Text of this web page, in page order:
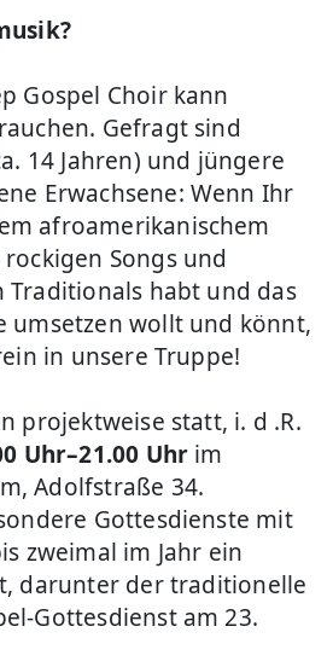
Gospel Choir kann
Gefragt sind
14 Jahren) und jüngere
Erwachsene: Wenn Ihr
afroamerikanischem
Songs und
Traditionals habt und das
umsetzen wollt und könnt,
in unsere Truppe!
projektweise statt, i. d .R.
Uhr–21.00 Uhr im
Adolfstraße 34.
Gottesdienste mit
zweimal im Jahr ein
darunter der traditionelle
Gottesdienst am 23.